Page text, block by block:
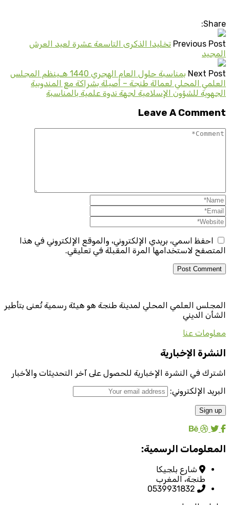
Share:
Previous Post تخليدا الذكرى التاسعة عشرة لعيد العرش
المجيد
Next Post
بمناسبة حلول العام الهجري 1440 هـينظم المجلس
العلمي المحلي لعمالة طنجة – أصيلة بشراكة مع المندوبية
الجهوية للشؤون الإسلامية لجهة ندوة علمية بالمناسبة
Leave A Comment
احفظ اسمي، بريدي الإلكتروني، والموقع الإلكتروني في هذا
المتصفح لاستخدامها المرة المقبلة في تعليقي.
المجلس العلمي المحلي لمدينة طنجة هو هيئة رسمية تُعنى بتأطير
الشأن الديني
معلومات عنا
النشرة الإخبارية
اشترك في النشرة الإخبارية للحصول على آخر التحديثات والأخبار
البريد الإلكتروني:
المعلومات الرسمية:
شارع بلجيكا
طنجة، المغرب
0539931832